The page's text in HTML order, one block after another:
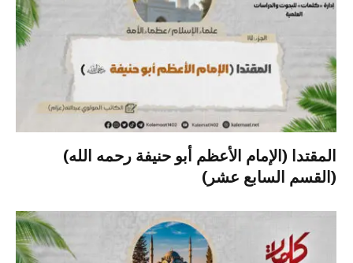
المقتدا (الإمام الأعظم أبو حنيفة رحمه الله)
(القسم السابع عشر)